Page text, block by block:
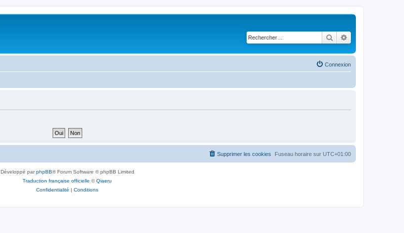
Rechercher
Connexion
Fuseau horaire sur UTC+01:00
Supprimer les cookies
Développé parphpBB® Forum Software © phpBB Limited
Traduction française officielle ©Qiaeru
Confidentialité | Conditions